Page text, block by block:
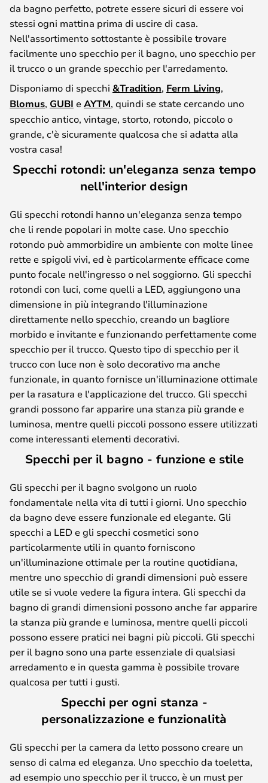
da bagno perfetto, potrete essere sicuri di essere voi
stessi ogni mattina prima di uscire di casa.
Nell'assortimento sottostante è possibile trovare
facilmente uno specchio per il bagno, uno specchio per
il trucco o un grande specchio per l'arredamento.
Disponiamo di specchi &Tradition, Ferm Living,
Blomus, GUBI eAYTM, quindi se state cercando uno
specchio antico, vintage, storto, rotondo, piccolo o
grande, c'è sicuramente qualcosa che si adatta alla
vostra casa!
Specchi rotondi: un'eleganza senza tempo
nell'interior design
Gli specchi rotondi hanno un'eleganza senza tempo
che li rende popolari in molte case. Uno specchio
rotondo può ammorbidire un ambiente con molte linee
rette e spigoli vivi, ed è particolarmente efficace come
punto focale nell'ingresso o nel soggiorno. Gli specchi
rotondi con luci, come quelli a LED, aggiungono una
dimensione in più integrando l'illuminazione
direttamente nello specchio, creando un bagliore
morbido e invitante e funzionando perfettamente come
specchio per il trucco. Questo tipo di specchio per il
trucco con luce non è solo decorativo ma anche
funzionale, in quanto fornisce un'illuminazione ottimale
per la rasatura e l'applicazione del trucco. Gli specchi
grandi possono far apparire una stanza più grande e
luminosa, mentre quelli piccoli possono essere utilizzati
come interessanti elementi decorativi.
Specchi per il bagno - funzione e stile
Gli specchi per il bagno svolgono un ruolo
fondamentale nella vita di tutti i giorni. Uno specchio
da bagno deve essere funzionale ed elegante. Gli
specchi a LED e gli specchi cosmetici sono
particolarmente utili in quanto forniscono
un'illuminazione ottimale per la routine quotidiana,
mentre uno specchio di grandi dimensioni può essere
utile se si vuole vedere la figura intera. Gli specchi da
bagno di grandi dimensioni possono anche far apparire
la stanza più grande e luminosa, mentre quelli piccoli
possono essere pratici nei bagni più piccoli. Gli specchi
per il bagno sono una parte essenziale di qualsiasi
arredamento e in questa gamma è possibile trovare
qualcosa per tutti i gusti.
Specchi per ogni stanza -
personalizzazione e funzionalità
Gli specchi per la camera da letto possono creare un
senso di calma ed eleganza. Uno specchio da toeletta,
ad esempio uno specchio per il trucco, è un must per